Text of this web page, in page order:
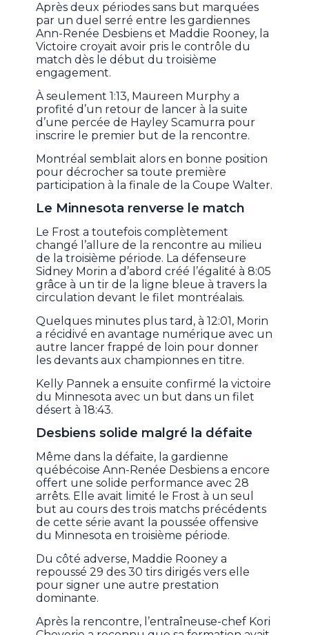
Après deux périodes sans but marquées
par un duel serré entre les gardiennes
Ann-Renée Desbiens et Maddie Rooney, la
Victoire croyait avoir pris le contrôle du
match dès le début du troisième
engagement.
À seulement 1:13, Maureen Murphy a
profité d’un retour de lancer à la suite
d’une percée de Hayley Scamurra pour
inscrire le premier but de la rencontre.
Montréal semblait alors en bonne position
pour décrocher sa toute première
participation à la finale de la Coupe Walter.
Le Minnesota renverse le match
Le Frost a toutefois complètement
changé l’allure de la rencontre au milieu
de la troisième période. La défenseure
Sidney Morin a d’abord créé l’égalité à 8:05
grâce à un tir de la ligne bleue à travers la
circulation devant le filet montréalais.
Quelques minutes plus tard, à 12:01, Morin
a récidivé en avantage numérique avec un
autre lancer frappé de loin pour donner
les devants aux championnes en titre.
Kelly Pannek a ensuite confirmé la victoire
du Minnesota avec un but dans un filet
désert à 18:43.
Desbiens solide malgré la défaite
Même dans la défaite, la gardienne
québécoise Ann-Renée Desbiens a encore
offert une solide performance avec 28
arrêts. Elle avait limité le Frost à un seul
but au cours des trois matchs précédents
de cette série avant la poussée offensive
du Minnesota en troisième période.
Du côté adverse, Maddie Rooney a
repoussé 29 des 30 tirs dirigés vers elle
pour signer une autre prestation
dominante.
Après la rencontre, l’entraîneuse-chef Kori